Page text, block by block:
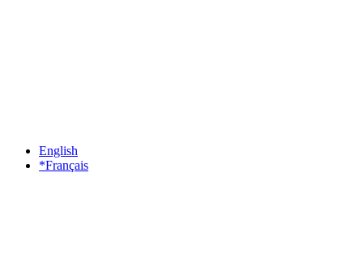
English
*Français